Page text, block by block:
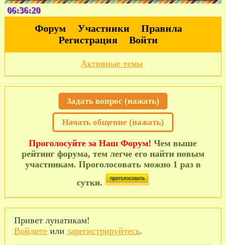
06:36:21
Форум Участники
Правила
Регистрация
Войти
Активные темы
Задать вопрос (нажать)
Начать общение (нажать)
Проголосуйте за Наш Форум! Чем выше
рейтинг форума, тем легче его найти новым
участникам. Проголосовать можно 1 раз в
сутки.
Привет лунатикам!
Войдитеили зарегистрируйтесь.